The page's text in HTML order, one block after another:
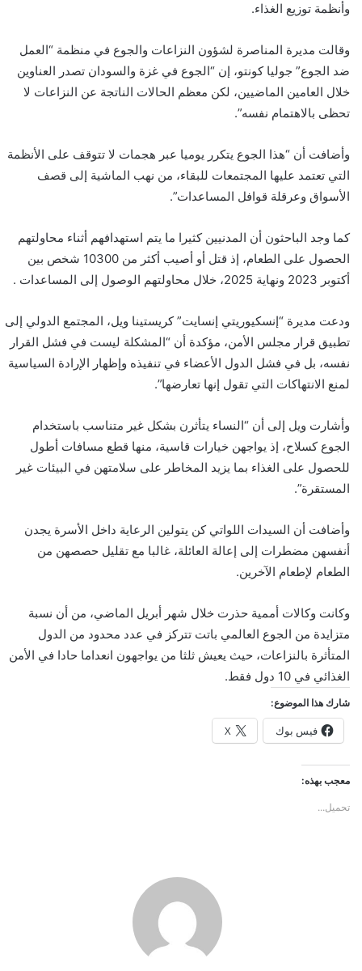
وأنظمة توزيع الغذاء.
وقالت مديرة المناصرة لشؤون النزاعات والجوع في منظمة “العمل
ضد الجوع” جوليا كونتو، إن “الجوع في غزة والسودان تصدر العناوين
خلال العامين الماضيين، لكن معظم الحالات الناتجة عن النزاعات لا
تحظى بالاهتمام نفسه”.
وأضافت أن “هذا الجوع يتكرر يوميا عبر هجمات لا تتوقف على الأنظمة
التي تعتمد عليها المجتمعات للبقاء، من نهب الماشية إلى قصف
الأسواق وعرقلة قوافل المساعدات”.
كما وجد الباحثون أن المدنيين كثيرا ما يتم استهدافهم أثناء محاولتهم
الحصول على الطعام، إذ قتل أو أصيب أكثر من 10300 شخص بين
أكتوبر 2023 ونهاية 2025، خلال محاولتهم الوصول إلى المساعدات .
ودعت مديرة “إنسكيوريتي إنسايت” كريستينا ويل، المجتمع الدولي إلى
تطبيق قرار مجلس الأمن، مؤكدة أن “المشكلة ليست في فشل القرار
نفسه، بل في فشل الدول الأعضاء في تنفيذه وإظهار الإرادة السياسية
لمنع الانتهاكات التي تقول إنها تعارضها”.
وأشارت ويل إلى أن “النساء يتأثرن بشكل غير متناسب باستخدام
الجوع كسلاح، إذ يواجهن خيارات قاسية، منها قطع مسافات أطول
للحصول على الغذاء بما يزيد المخاطر على سلامتهن في البيئات غير
المستقرة”.
وأضافت أن السيدات اللواتي كن يتولين الرعاية داخل الأسرة يجدن
أنفسهن مضطرات إلى إعالة العائلة، غالبا مع تقليل حصصهن من
الطعام لإطعام الآخرين.
وكانت وكالات أممية حذرت خلال شهر أبريل الماضي، من أن نسبة
متزايدة من الجوع العالمي باتت تتركز في عدد محدود من الدول
المتأثرة بالنزاعات، حيث يعيش ثلثا من يواجهون انعداما حادا في الأمن
الغذائي في 10 دول فقط.
شارك هذا الموضوع:
فيس بوك X
معجب بهذه:
تحميل...